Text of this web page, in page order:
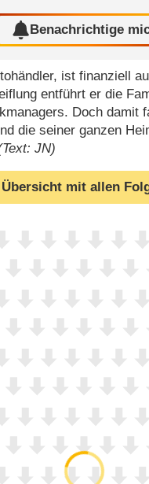
Benachrichtige
ist finanziell
entführt er die
Doch damit
die seiner ganzen
JN)
Übersicht mit allen